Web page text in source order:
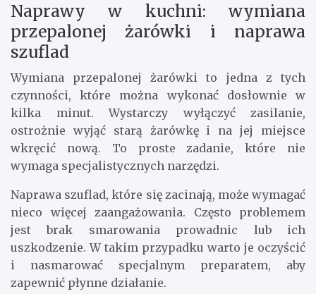
Naprawy w kuchni: wymiana
przepalonej żarówki i naprawa
szuflad
Wymiana przepalonej żarówki to jedna z tych
czynności, które można wykonać dosłownie w
kilka minut. Wystarczy wyłączyć zasilanie,
ostrożnie wyjąć starą żarówkę i na jej miejsce
wkręcić nową. To proste zadanie, które nie
wymaga specjalistycznych narzędzi.
Naprawa szuflad, które się zacinają, może wymagać
nieco więcej zaangażowania. Często problemem
jest brak smarowania prowadnic lub ich
uszkodzenie. W takim przypadku warto je oczyścić
i nasmarować specjalnym preparatem, aby
zapewnić płynne działanie.